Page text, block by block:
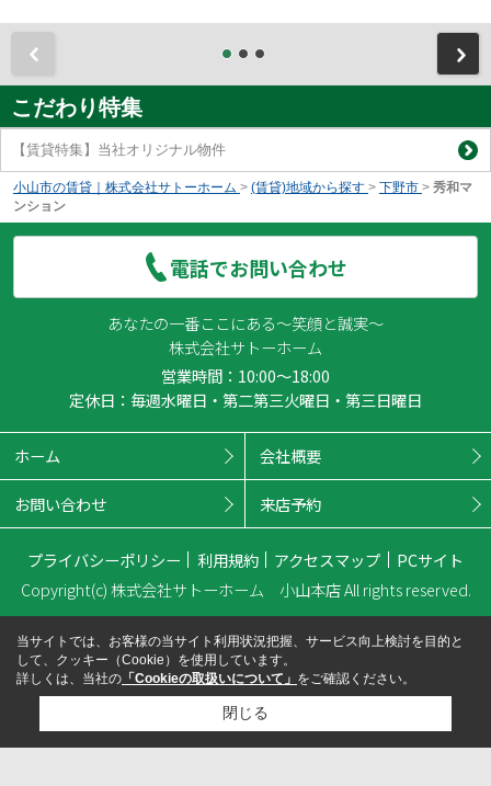
こだわり特集
【賃貸特集】当社オリジナル物件
小山市の賃貸｜株式会社サトーホーム > (賃貸)地域から探す > 下野市 > 秀和マ
ンション
電話でお問い合わせ
あなたの一番ここにある～笑顔と誠実～
株式会社サトーホーム
営業時間：10:00～18:00
定休日：毎週水曜日・第二第三火曜日・第三日曜日
ホーム 会社概要
お問い合わせ 来店予約
プライバシーポリシー 利用規約 アクセスマップ
PCサイト
Copyright(c) 株式会社サトーホーム 小山本店 All rights reserved.
当サイトでは、お客様の当サイト利用状況把握、サービス向上検討を目的と
して、クッキー（Cookie）を使用しています。
詳しくは、当社の 「Cookieの取扱いについて」 をご確認ください。
閉じる